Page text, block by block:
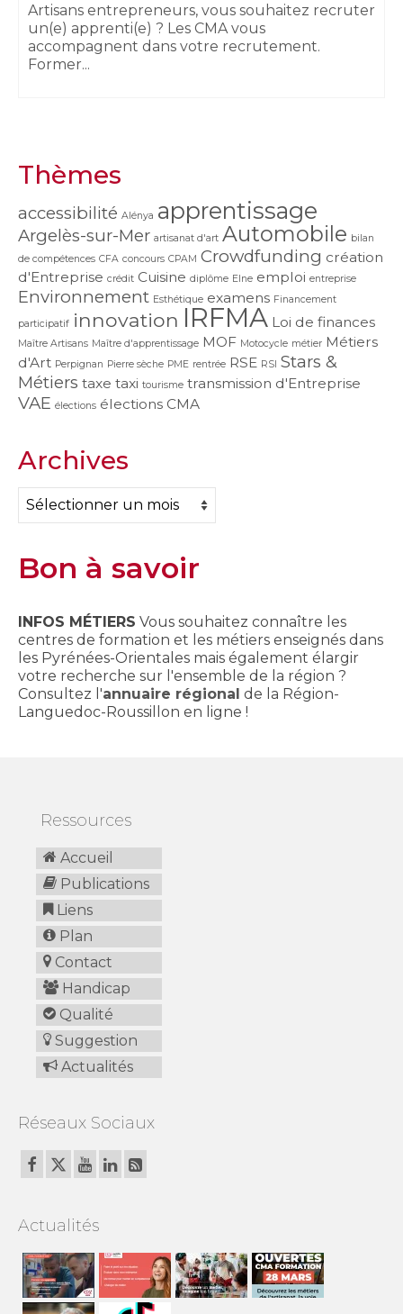
Artisans entrepreneurs, vous souhaitez recruter
un(e) apprenti(e) ? Les CMA vous
accompagnent dans votre recrutement.
Former...
Thèmes
accessibilité Alénya apprentissage
Argelès-sur-Mer artisanat d'art Automobile bilan
de compétences CFA concours CPAM Crowdfunding création
d'Entreprise crédit Cuisine diplôme Elne emploi entreprise
Environnement Esthétique examens Financement
participatif innovation IRFMA Loi de finances
Maître Artisans Maître d'apprentissage MOF Motocycle métier Métiers
d'Art Perpignan Pierre sèche PME rentrée RSE RSI Stars &
Métiers taxe taxi tourisme transmission d'Entreprise
VAE élections élections CMA
Archives
Archives
Bon à savoir
INFOS MÉTIERS Vous souhaitez connaître les
centres de formation et les métiers enseignés dans
les Pyrénées-Orientales mais également élargir
votre recherche sur l'ensemble de la région ?
Consultez l'annuaire régional de la Région-
Languedoc-Roussillon en ligne !
Ressources
Accueil
Publications
Liens
Plan
Contact
Handicap
Qualité
Suggestion
Actualités
Réseaux Sociaux
Actualités